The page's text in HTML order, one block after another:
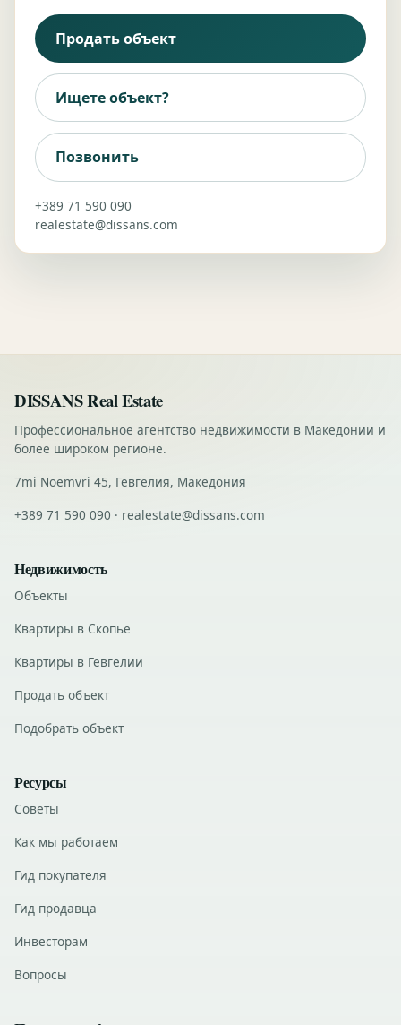
Продать объект
Ищете объект?
Позвонить
+389 71 590 090
realestate@dissans.com
DISSANS Real Estate
Профессиональное агентство недвижимости в Македонии и
более широком регионе.
7mi Noemvri 45, Гевгелия, Македония
+389 71 590 090 · realestate@dissans.com
Недвижимость
Объекты
Квартиры в Скопье
Квартиры в Гевгелии
Продать объект
Подобрать объект
Ресурсы
Советы
Как мы работаем
Гид покупателя
Гид продавца
Инвесторам
Вопросы